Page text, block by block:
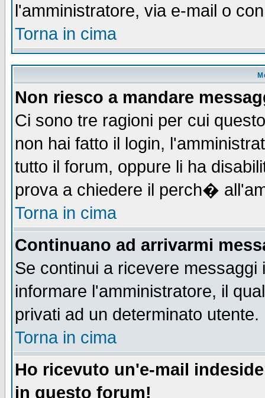
l'amministratore, via e-mail o
Torna in cima
Non riesco a mandare
Ci sono tre ragioni per cui
non hai fatto il login,
tutto il forum, oppure li ha
prova a chiedere il perch�
Torna in cima
Continuano ad arrivarmi
Se continui a ricevere
informare l'amministratore, il
privati ad un determinato utente.
Torna in cima
Ho ricevuto un'e-mail
in questo forum!